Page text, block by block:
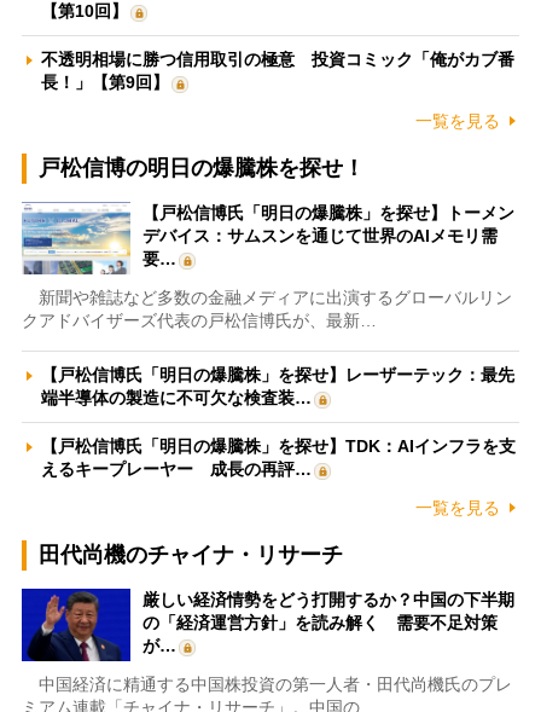
【第10回】
不透明相場に勝つ信用取引の極意 投資コミック「俺がカブ番
長！」【第9回】
一覧を見る
戸松信博の明日の爆騰株を探せ！
【戸松信博氏「明日の爆騰株」を探せ】トーメン
デバイス：サムスンを通じて世界のAIメモリ需
要…
新聞や雑誌など多数の金融メディアに出演するグローバルリン
クアドバイザーズ代表の戸松信博氏が、最新…
【戸松信博氏「明日の爆騰株」を探せ】レーザーテック：最先
端半導体の製造に不可欠な検査装…
【戸松信博氏「明日の爆騰株」を探せ】TDK：AIインフラを支
えるキープレーヤー 成長の再評…
一覧を見る
田代尚機のチャイナ・リサーチ
厳しい経済情勢をどう打開するか？中国の下半期
の「経済運営方針」を読み解く 需要不足対策
が…
中国経済に精通する中国株投資の第一人者・田代尚機氏のプレ
ミアム連載「チャイナ・リサーチ」。中国の…